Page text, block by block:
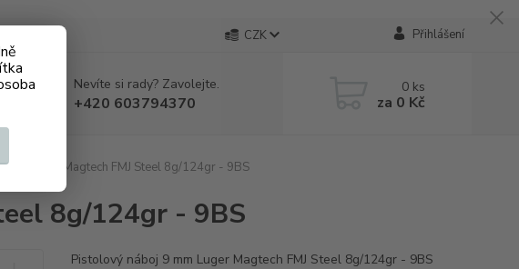
CZK Přihlášení
Nevíte si rady? Zavolejte.
+420 603794370
0 ks
za 0 Kč
mm Luger Magtech FMJ Steel 8g/124gr - 9BS
8g/124gr - 9BS
Pistolový náboj 9 mm Luger Magtech FMJ Steel 8g/124gr - 9BS